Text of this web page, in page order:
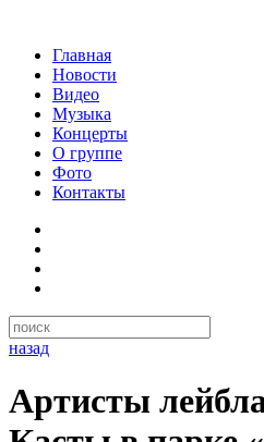
Главная
Новости
Видео
Музыка
Концерты
О группе
Фото
Контакты
назад
Артисты